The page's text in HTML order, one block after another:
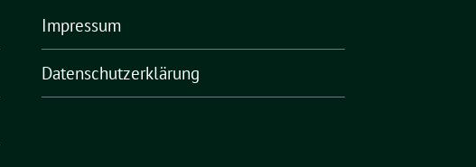
Impressum
Datenschutzerklärung